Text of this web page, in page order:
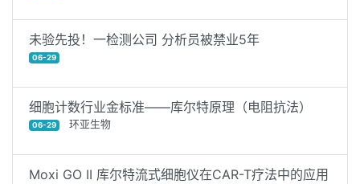
未验先投！一检测公司 分析员被禁业5年
06-29
细胞计数行业金标准——库尔特原理（电阻抗法）
06-29 环亚生物
Moxi GO II 库尔特流式细胞仪在CAR-T疗法中的应用